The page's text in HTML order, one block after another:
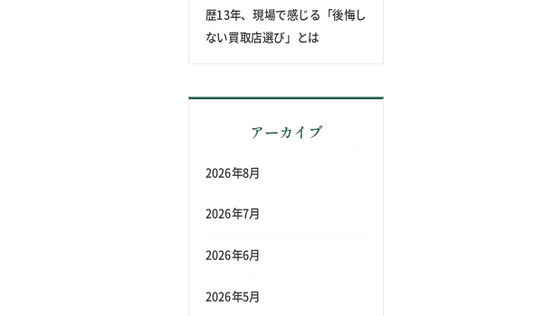
歴13年、現場で感じる「後悔し
ない買取店選び」とは
アーカイブ
2026年8月
2026年7月
2026年6月
2026年5月